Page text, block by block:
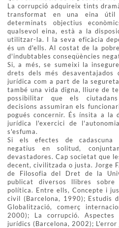
La corrupció adquireix tints
transformat en una eina útil
determinats objectius
qualsevol eina, està a la
utilitzar-la. I la seva eficàcia
és un d'ells. Al costat de la
d'indubtables conseqüències
Si, a més, se sumeixi la
drets dels més desaventajados
jurídica com a part de la
també una vida digna, lliure de
possibilitar que els
decisions assumiran els
pogués concernir. És ínsita a la
jurídica l'exercici de
s'esfuma.
Si els efectes de cadascuna
negatius en solitud,
devastadores. Cap societat que
decent, civilitzada o justa. Jorge
de Filosofia del Dret de la
publicat diversos llibres
política. Entre ells, Concepte i
civil (Barcelona, 1990); Estudis
Globalització, comerç
2000); La corrupció.
jurídics (Barcelona, 2002); L'error